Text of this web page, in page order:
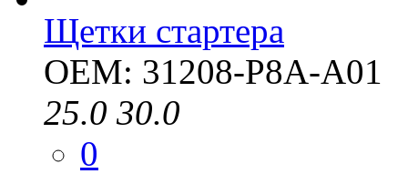
Щетки стартера
OEM: 31208-P8A-A01
25.0 30.0
0